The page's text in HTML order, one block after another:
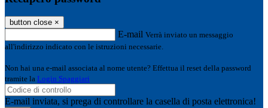
button close ×
E-mail Verrà inviato un messaggio
all'indirizzo indicato con le istruzioni necessarie.
Non hai una e-mail associata al nome utente? Effettua il reset della password
tramite la Login Spaggiari
E-mail inviata, si prega di controllare la casella di posta elettronica!